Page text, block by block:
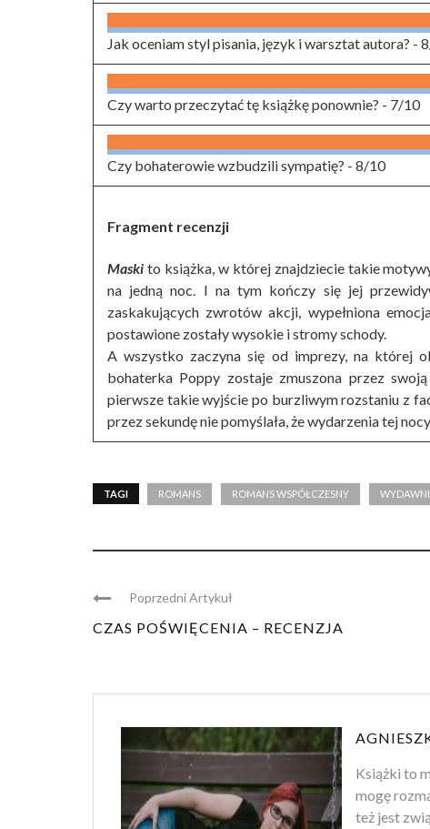
Jak oceniam styl pisania, język i warsztat autora? -
Czy warto przeczytać tę książkę ponownie? - 7/10
Czy bohaterowie wzbudzili sympatię? - 8/10
Fragment recenzji
Maski to książka, w której znajdziecie takie
na jedną noc. I na tym kończy się jej
zaskakujących zwrotów akcji, wypełniona
postawione zostały wysokie i stromy schody.
A wszystko zaczyna się od imprezy, na której
bohaterka Poppy zostaje zmuszona przez
pierwsze takie wyjście po burzliwym rozstaniu z
przez sekundę nie pomyślała, że wydarzenia tej
TAGI ROMANS ROMANS WSPÓŁCZESNY
Poprzedni Artykuł
CZAS POŚWIĘCENIA – RECENZJA
Książki to
mogę
też jest